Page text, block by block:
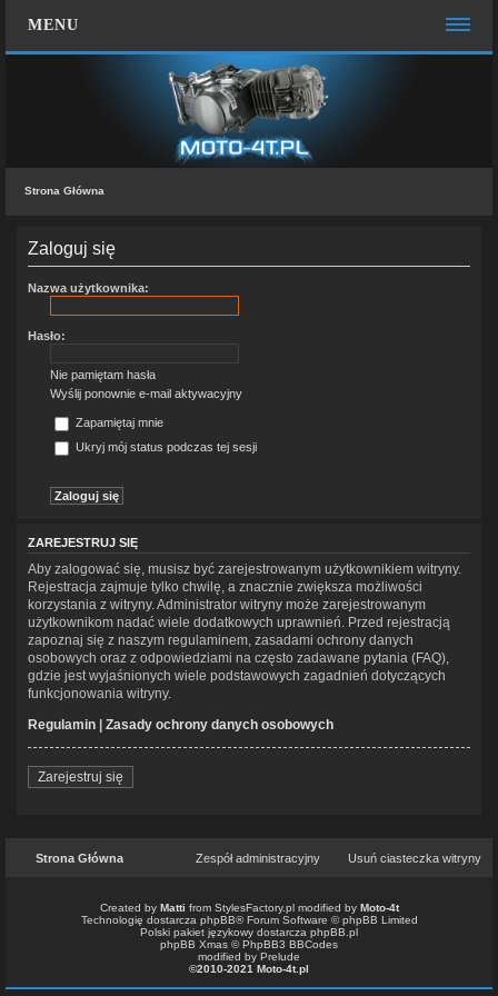
MENU
Zespół administracyjny
FAQ
MOTO CHAT
ZALOGUJ SIĘ
KONTAKT Z NAMI
Strona Główna
Zaloguj się
Nazwa użytkownika:
Hasło:
Nie pamiętam hasła
Wyślij ponownie e-mail aktywacyjny
Zapamiętaj mnie
Ukryj mój status podczas tej sesji
ZAREJESTRUJ SIĘ
Aby zalogować się, musisz być zarejestrowanym użytkownikiem witryny.
Rejestracja zajmuje tylko chwilę, a znacznie zwiększa możliwości
korzystania z witryny. Administrator witryny może zarejestrowanym
użytkownikom nadać wiele dodatkowych uprawnień. Przed rejestracją
zapoznaj się z naszym regulaminem, zasadami ochrony danych
osobowych oraz z odpowiedziami na często zadawane pytania (FAQ),
gdzie jest wyjaśnionych wiele podstawowych zagadnień dotyczących
funkcjonowania witryny.
Regulamin | Zasady ochrony danych osobowych
Zarejestruj się
Strona Główna Usuń ciasteczka witryny
Zespół administracyjny
Created by Matti from StylesFactory.plmodified by Moto-4t
Technologię dostarcza phpBB® Forum Software © phpBB Limited
Polski pakiet językowy dostarcza phpBB.pl
phpBB Xmas ©PhpBB3 BBCodes
modified by Prelude
©2010-2021 Moto-4t.pl